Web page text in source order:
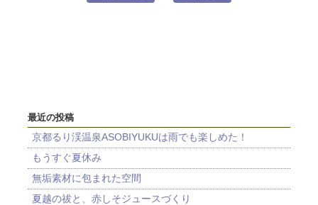
最近の投稿
京都るり渓温泉ASOBIYUKUは雨でも楽しめた！
もうすぐ夏休み
無垢素材に包まれた空間
夏越の祓と、赤しそジュースづくり